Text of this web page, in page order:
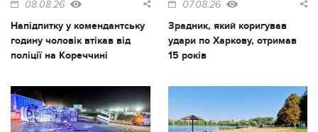
08.08.26
Напідпитку у комендантську
годину чоловік втікав від
поліції на Кореччині
07.08.26
Зрадник, який коригував
удари по Харкову, отримав
15 років